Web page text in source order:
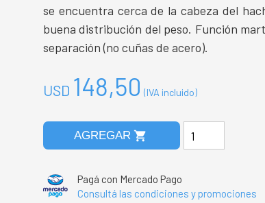
se encuentra cerca de la cabeza del
buena distribución del peso. Función
separación (no cuñas de acero).
USD 148,50 (IVA incluido)
AGREGAR shopping_cart
Pagá con Mercado Pago
Consultá las condiciones y promociones